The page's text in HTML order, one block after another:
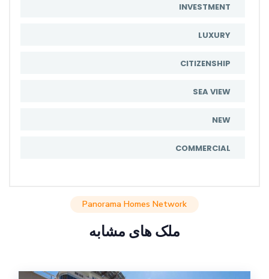
INVESTMENT
LUXURY
CITIZENSHIP
SEA VIEW
NEW
COMMERCIAL
Panorama Homes Network
ملک های مشابه